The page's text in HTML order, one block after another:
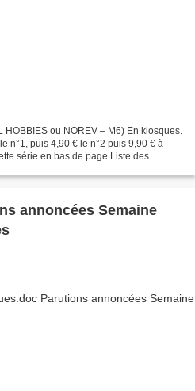
HOBBIES ou NOREV – M6) En kiosques.
n°1, puis 4,90 € le n°2 puis 9,90 € à
série en bas de page Liste des
annoncées Semaine